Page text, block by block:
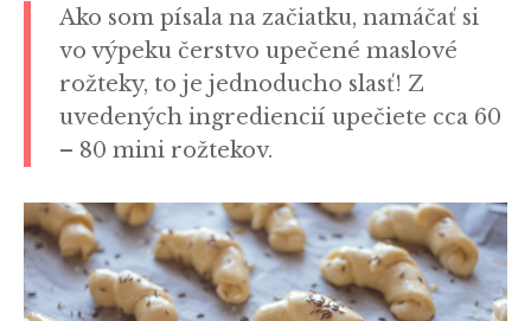
Ako som písala na začiatku, namáčať si
vo výpeku čerstvo upečené maslové
rožteky, to je jednoducho slasť! Z
uvedených ingrediencií upečiete cca 60
– 80 mini rožtekov.